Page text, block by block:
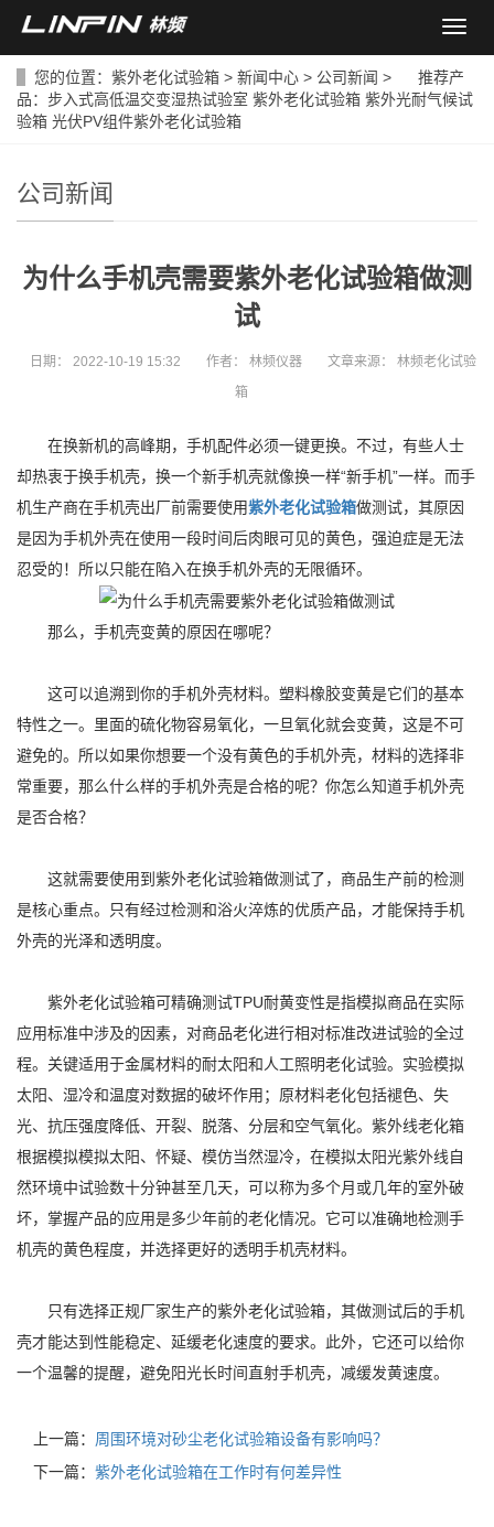
导
菜
单
您的位置： 紫外老化试验箱 > 新闻中心 > 公司新闻 > 推荐产
品： 步入式高低温交变湿热试验室 紫外老化试验箱 紫外光耐气候试
验箱 光伏PV组件紫外老化试验箱
公司新闻
为什么手机壳需要紫外老化试验箱做测
试
日期： 2022-10-19 15:32 作者： 林频仪器 文章来源： 林频老化试验
箱
在换新机的高峰期，手机配件必须一键更换。不过，有些人士
却热衷于换手机壳，换一个新手机壳就像换一样“新手机”一样。而手
机生产商在手机壳出厂前需要使用紫外老化试验箱做测试，其原因
是因为手机外壳在使用一段时间后肉眼可见的黄色，强迫症是无法
忍受的！所以只能在陷入在换手机外壳的无限循环。
那么，手机壳变黄的原因在哪呢？
这可以追溯到你的手机外壳材料。塑料橡胶变黄是它们的基本
特性之一。里面的硫化物容易氧化，一旦氧化就会变黄，这是不可
避免的。所以如果你想要一个没有黄色的手机外壳，材料的选择非
常重要，那么什么样的手机外壳是合格的呢？你怎么知道手机外壳
是否合格？
这就需要使用到紫外老化试验箱做测试了，商品生产前的检测
是核心重点。只有经过检测和浴火淬炼的优质产品，才能保持手机
外壳的光泽和透明度。
紫外老化试验箱可精确测试TPU耐黄变性是指模拟商品在实际
应用标准中涉及的因素，对商品老化进行相对标准改进试验的全过
程。关键适用于金属材料的耐太阳和人工照明老化试验。实验模拟
太阳、湿冷和温度对数据的破坏作用；原材料老化包括褪色、失
光、抗压强度降低、开裂、脱落、分层和空气氧化。紫外线老化箱
根据模拟模拟太阳、怀疑、模仿当然湿冷，在模拟太阳光紫外线自
然环境中试验数十分钟甚至几天，可以称为多个月或几年的室外破
坏，掌握产品的应用是多少年前的老化情况。它可以准确地检测手
机壳的黄色程度，并选择更好的透明手机壳材料。
只有选择正规厂家生产的紫外老化试验箱，其做测试后的手机
壳才能达到性能稳定、延缓老化速度的要求。此外，它还可以给你
一个温馨的提醒，避免阳光长时间直射手机壳，减缓发黄速度。
上一篇： 周围环境对砂尘老化试验箱设备有影响吗？
下一篇： 紫外老化试验箱在工作时有何差异性